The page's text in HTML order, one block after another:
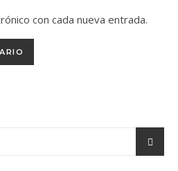
con cada nueva entrada.